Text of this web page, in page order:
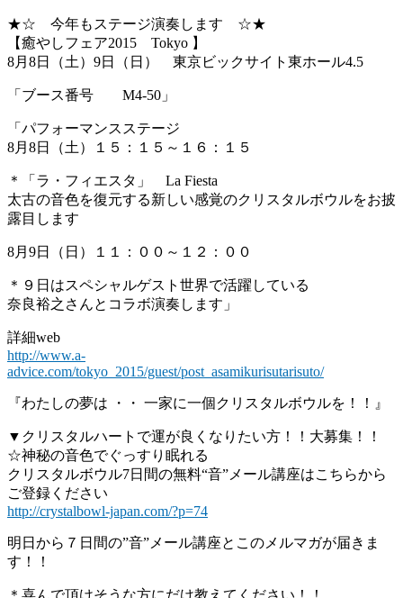
★☆ 今年もステージ演奏します ☆★
【癒やしフェア2015 Tokyo 】
8月8日（土）9日（日） 東京ビックサイト東ホール4.5
「ブース番号 M4-50」
「パフォーマンスステージ
8月8日（土）１５：１５～１６：１５
＊「ラ・フィエスタ」 La Fiesta
太古の音色を復元する新しい感覚のクリスタルボウルをお披
露目します
8月9日（日）１１：００～１２：００
＊９日はスペシャルゲスト世界で活躍している
奈良裕之さんとコラボ演奏します」
詳細web
http://www.a-
advice.com/tokyo_2015/guest/post_asamikurisutarisuto/
『わたしの夢は ・・ 一家に一個クリスタルボウルを！！』
▼クリスタルハートで運が良くなりたい方！！大募集！！
☆神秘の音色でぐっすり眠れる
クリスタルボウル7日間の無料“音”メール講座はこちらから
ご登録ください
http://crystalbowl-japan.com/?p=74
明日から７日間の”音”メール講座とこのメルマガが届きま
す！！
＊喜んで頂けそうな方にだけ教えてください！！